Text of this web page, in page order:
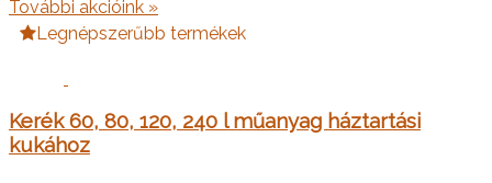
További akcióink »
Legnépszerűbb termékek
Kerék 60, 80, 120, 240 l műanyag háztartási
kukához